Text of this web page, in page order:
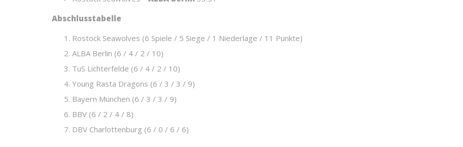
Abschlusstabelle
Rostock Seawolves (6 Spiele / 5 Siege / 1 Niederlage / 11 Punkte)
ALBA Berlin (6 / 4 / 2 / 10)
TuS Lichterfelde (6 / 4 / 2 / 10)
Young Rasta Dragons (6 / 3 / 3 / 9)
Bayern München (6 / 3 / 3 / 9)
BBV (6 / 2 / 4 / 8)
DBV Charlottenburg (6 / 0 / 6 / 6)